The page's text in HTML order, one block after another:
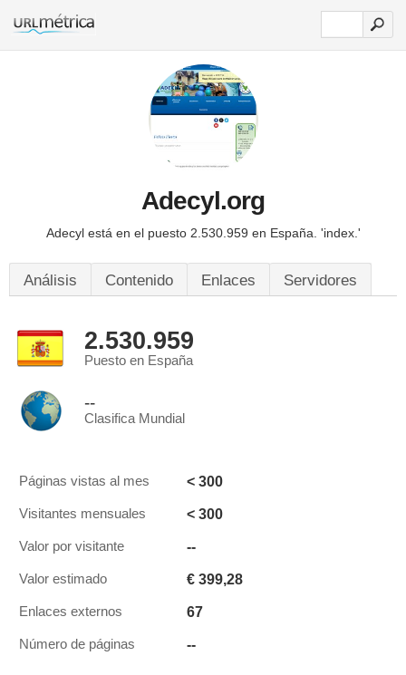
Adecyl.org
Adecyl está en el puesto 2.530.959 en España. 'index.'
Análisis Contenido Enlaces Servidores
2.530.959
Puesto en España
--
Clasifica Mundial
Páginas vistas al mes < 300
Visitantes mensuales < 300
Valor por visitante --
Valor estimado € 399,28
Enlaces externos 67
Número de páginas --